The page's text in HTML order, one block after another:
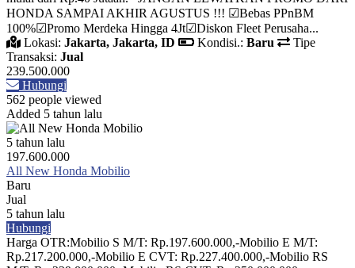
HONDA SAMPAI AKHIR AGUSTUS !!! ☑Bebas PPnBM
100%☑Promo Merdeka Hingga 4Jt☑Diskon Fleet Perusaha...
Lokasi: Jakarta, Jakarta, ID Kondisi.: Baru
Tipe
Transaksi: Jual
239.500.000
Hubungi
562 people viewed
Added 5 tahun lalu
5 tahun lalu
197.600.000
All New Honda Mobilio
Baru
Jual
5 tahun lalu
Hubungi
Harga OTR:Mobilio S M/T: Rp.197.600.000,-Mobilio E M/T:
Rp.217.200.000,-Mobilio E CVT: Rp.227.400.000,-Mobilio RS